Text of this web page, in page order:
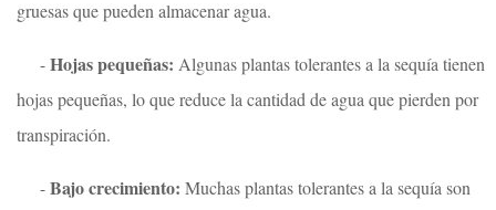
gruesas que pueden almacenar agua.
-Hojas pequeñas: Algunas plantas tolerantes a la sequía tienen
hojas pequeñas, lo que reduce la cantidad de agua que pierden por
transpiración.
-Bajo crecimiento: Muchas plantas tolerantes a la sequía son